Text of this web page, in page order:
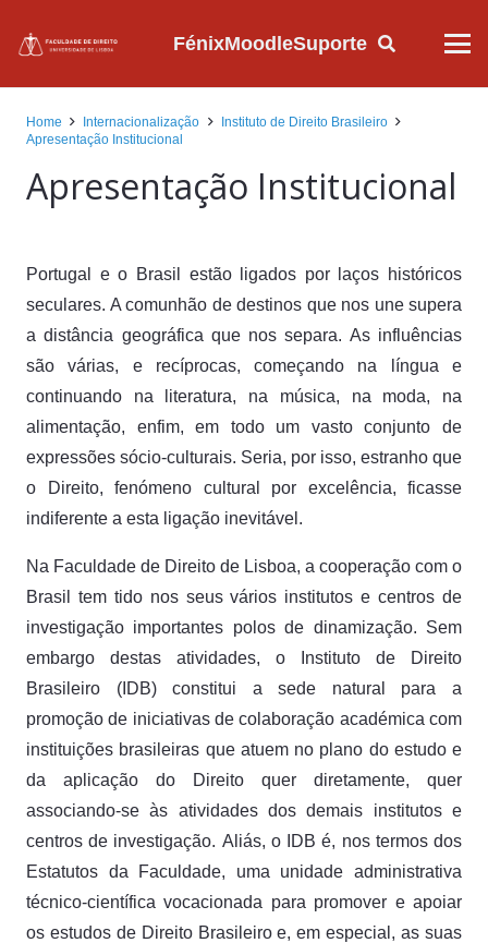
FénixMoodleSuporte
Home Internacionalização
Instituto de Direito Brasileiro
Apresentação Institucional
Apresentação Institucional
Portugal e o Brasil estão ligados por laços históricos
seculares. A comunhão de destinos que nos une supera
a distância geográfica que nos separa. As influências
são várias, e recíprocas, começando na língua e
continuando na literatura, na música, na moda, na
alimentação, enfim, em todo um vasto conjunto de
expressões sócio-culturais. Seria, por isso, estranho que
o Direito, fenómeno cultural por excelência, ficasse
indiferente a esta ligação inevitável.
Na Faculdade de Direito de Lisboa, a cooperação com o
Brasil tem tido nos seus vários institutos e centros de
investigação importantes polos de dinamização. Sem
embargo destas atividades, o Instituto de Direito
Brasileiro (IDB) constitui a sede natural para a
promoção de iniciativas de colaboração académica com
instituições brasileiras que atuem no plano do estudo e
da aplicação do Direito quer diretamente, quer
associando-se às atividades dos demais institutos e
centros de investigação. Aliás, o IDB é, nos termos dos
Estatutos da Faculdade, uma unidade administrativa
técnico-científica vocacionada para promover e apoiar
os estudos de Direito Brasileiro e, em especial, as suas